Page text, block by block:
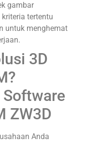
gambar
tertentu
untuk menghemat
3D
ZW3D
Anda